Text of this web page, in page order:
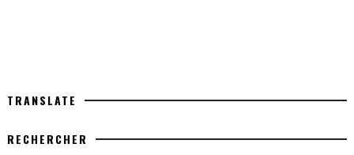
TRANSLATE
RECHERCHER